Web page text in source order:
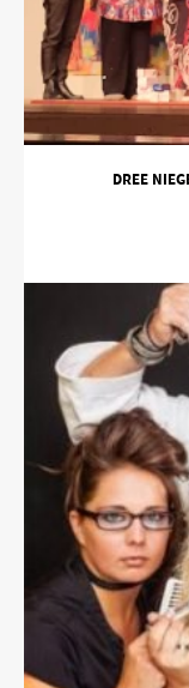
DREE